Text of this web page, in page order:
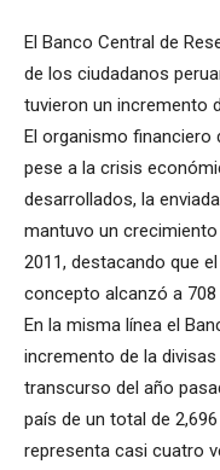
El Banco Central de
de los ciudadanos
tuvieron un incremento
El organismo financiero
pese a la crisis
desarrollados, la
mantuvo un
2011, destacando que
concepto alcanzó a
En la misma línea el
incremento de la
transcurso del año
país de un total de
representa casi cuatro